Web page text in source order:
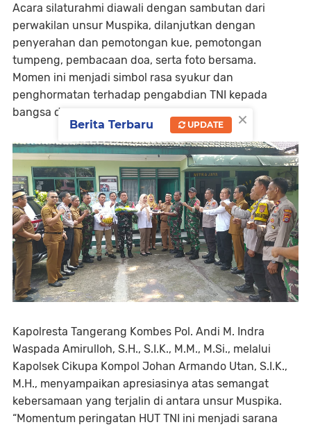
Acara silaturahmi diawali dengan sambutan dari
perwakilan unsur Muspika, dilanjutkan dengan
penyerahan dan pemotongan kue, pemotongan
tumpeng, pembacaan doa, serta foto bersama.
Momen ini menjadi simbol rasa syukur dan
penghormatan terhadap pengabdian TNI kepada
bangsa dan negara.
Kapolresta Tangerang Kombes Pol. Andi M. Indra
Waspada Amirulloh, S.H., S.I.K., M.M., M.Si., melalui
Kapolsek Cikupa Kompol Johan Armando Utan, S.I.K.,
M.H., menyampaikan apresiasinya atas semangat
kebersamaan yang terjalin di antara unsur Muspika.
“Momentum peringatan HUT TNI ini menjadi sarana
×
Berita Terbaru UPDATE